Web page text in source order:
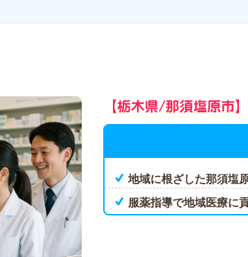
【栃木県/那須塩原市
地域に根ざした那須塩
服薬指導で地域医療に